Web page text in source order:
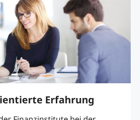
Erfahrung